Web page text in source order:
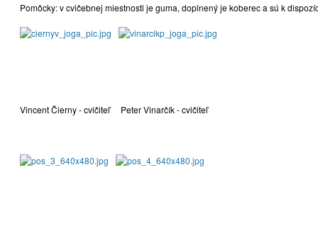
Pomôcky: v cvičebnej miestnosti je guma, doplnený je koberec a sú k
Vincent Čierny - cvičiteľ Peter Vinarčík - cvičiteľ